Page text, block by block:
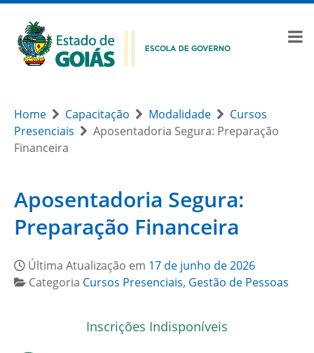
Home Capacitação Modalidade
Cursos
Presenciais
Aposentadoria Segura: Preparação
Financeira
Aposentadoria Segura:
Preparação Financeira
Última Atualização em 17 de junho de 2026
Categoria Cursos Presenciais, Gestão de Pessoas
Inscrições Indisponíveis